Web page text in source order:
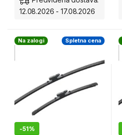
12.08.2026 - 17.08.2026
Na zalogi
-51%
Spletna cena